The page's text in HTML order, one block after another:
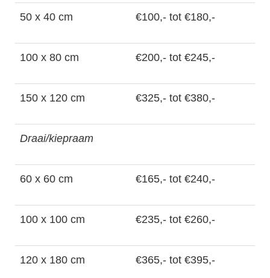
50 x 40 cm €100,- tot €180,-
100 x 80 cm €200,- tot €245,-
150 x 120 cm €325,- tot €380,-
Draai/kiepraam
60 x 60 cm €165,- tot €240,-
100 x 100 cm €235,- tot €260,-
120 x 180 cm €365,- tot €395,-